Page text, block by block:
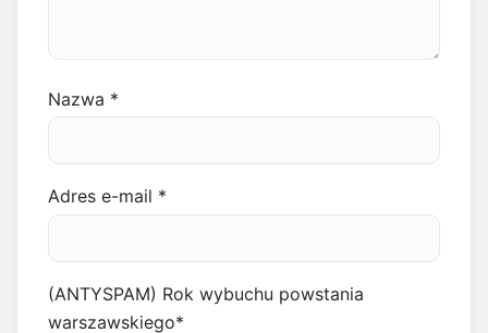
Nazwa *
Adres e-mail *
(ANTYSPAM) Rok wybuchu powstania
warszawskiego*